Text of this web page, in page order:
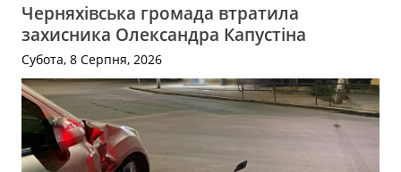
Черняхівська громада втратила
захисника Олександра Капустіна
Субота, 8 Серпня, 2026